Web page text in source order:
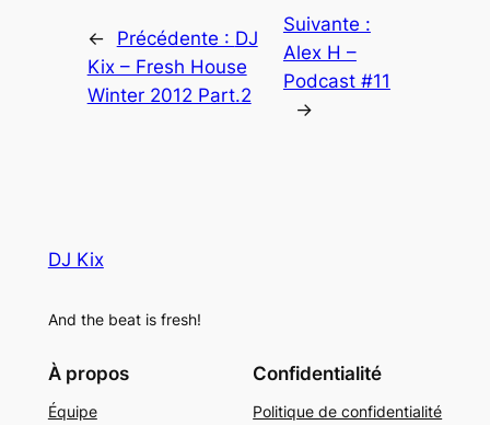
← Précédente : DJ
Kix – Fresh House
Winter 2012 Part.2
Suivante :
Alex H –
Podcast #11
→
DJ Kix
And the beat is fresh!
À propos
Équipe
Confidentialité
Politique de confidentialité